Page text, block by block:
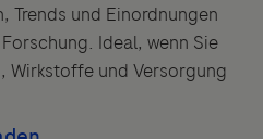
Trends und Einordnungen
Ideal, wenn Sie
Wirkstoffe und Versorgung